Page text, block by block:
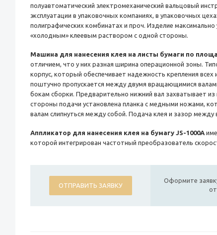
полуавтоматический электромеханический вальцовый
эксплуатации в упаковочных компаниях, в упаковочных
полиграфических комбинатах и проч. Изделие
«холодным» клеевым раствором с одной стороны.
Машина для нанесения клея на листы бумаги по
отличием, что у них разная ширина операционной зоны.
корпус, который обеспечивает надежность крепления
поштучно пропускается между двумя вращающимися
бокам сборки. Предварительно нижний вал захватывает
стороны подачи установлена планка с медными ножами,
валам слипнуться между собой. Подача клея и зазор между
Аппликатор для нанесения клея на бумагу JS-1000A
которой интегрирован частотный преобразователь
ОТПРАВИТЬ ЗАЯВКУ
Оформите